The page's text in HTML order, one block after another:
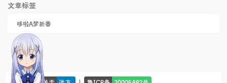
文章标签
哆啦A梦新番